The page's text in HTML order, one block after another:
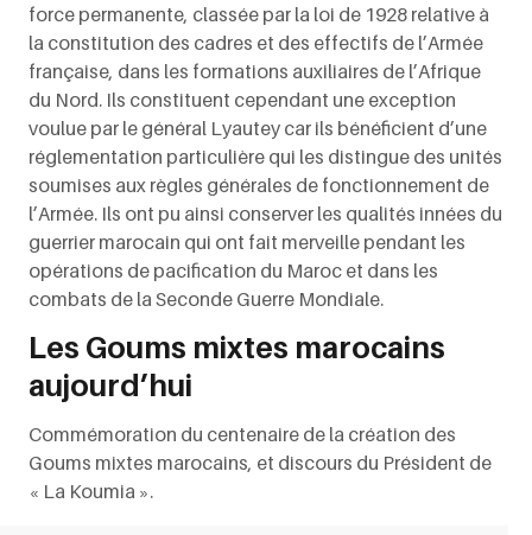
force permanente, classée par la loi de 1928 relative à
la constitution des cadres et des effectifs de l’Armée
française, dans les formations auxiliaires de l’Afrique
du Nord. Ils constituent cependant une exception
voulue par le général Lyautey car ils bénéficient d’une
réglementation particulière qui les distingue des unités
soumises aux règles générales de fonctionnement de
l’Armée. Ils ont pu ainsi conserver les qualités innées du
guerrier marocain qui ont fait merveille pendant les
opérations de pacification du Maroc et dans les
combats de la Seconde Guerre Mondiale.
Les Goums mixtes marocains
aujourd’hui
Commémoration du centenaire de la création des
Goums mixtes marocains, et discours du Président de
« La Koumia ».